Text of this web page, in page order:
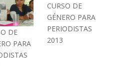
DE
PARA
CURSO DE
GÉNERO PARA
PERIODISTAS
2013